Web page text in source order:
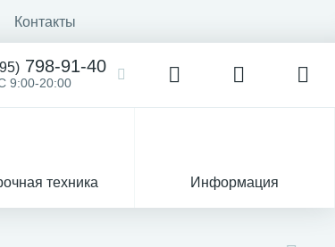
Контакты
798-91-40
9:00-20:00
техника Информация